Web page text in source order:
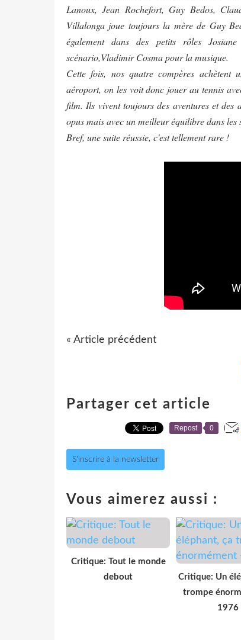
Lanoux, Jean Rochefort, Guy Bedos,
Villalonga joue toujours la mère de Guy
également dans des petits rôles
scénario,Vladimir Cosma pour la musique.
Cette fois, nos quatre compères achètent
aéroport, on les voit donc jouer au tennis
film. Ils vivent toujours des aventures et des
opus mais avec un meilleur équilibre dans les
Bref, une suite réussie, c'est tellement rare !
« Article précédent
Partager cet article
Repost 0
S'inscrire à la newsletter
Vous aimerez aussi :
Critique: Tout le monde
debout
Critique: Un
trompe
1976